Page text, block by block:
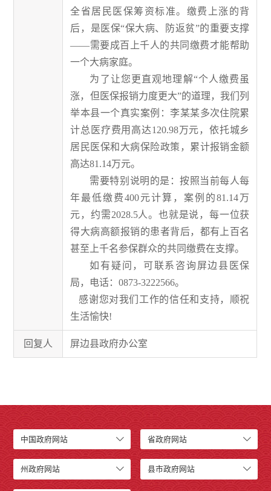
全省居民医保筹资标准。缴费上涨的背
后，是医保“保大病、防返贫”的重要支撑
——需要成百上千人的共同缴费才能帮助
一个大病家庭。
为了让您更直观地理解“个人缴费虽
涨，但医保报销力度更大”的道理，我们列
举本县一个真实案例：李某某多次住院累
计总医疗费用高达120.98万元 ，依托城乡
居民医保和大病保险政策，累计报销金额
高达81.14万元。
需要特别说明的是：按照当前每人每
年最低缴费400元计算，案例的81.14万
元，约需2028.5人。也就是说，每一位获
得大病高额报销的患者背后，都有上百名
甚至上千名参保群众的共同缴费在支撑。
如有疑问，可联系咨询 屏边县医保
局，电话：0873-3222566。
感谢您对我们工作的信任和支持，顺祝
生活愉快!
回复人 屏边县政府办公室
中国政府网站 省政府网站
州政府网站 县市政府网站